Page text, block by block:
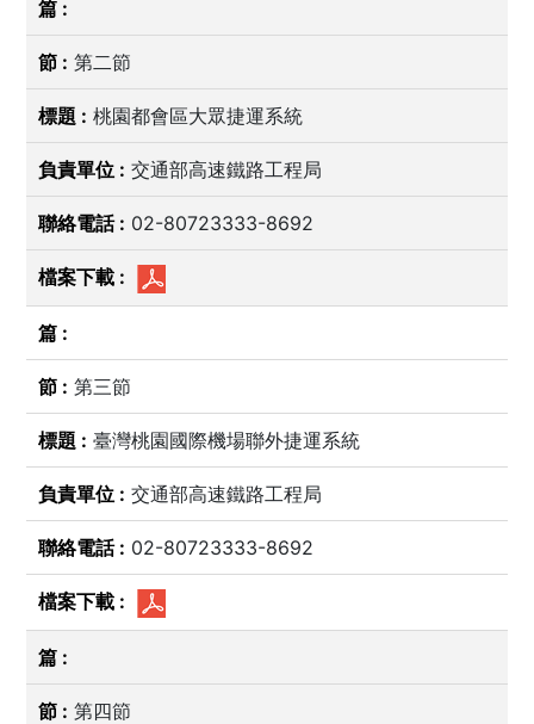
第二節
桃園都會區大眾捷運系統
交通部高速鐵路工程局
02-80723333-8692
第三節
臺灣桃園國際機場聯外捷運系統
交通部高速鐵路工程局
02-80723333-8692
第四節